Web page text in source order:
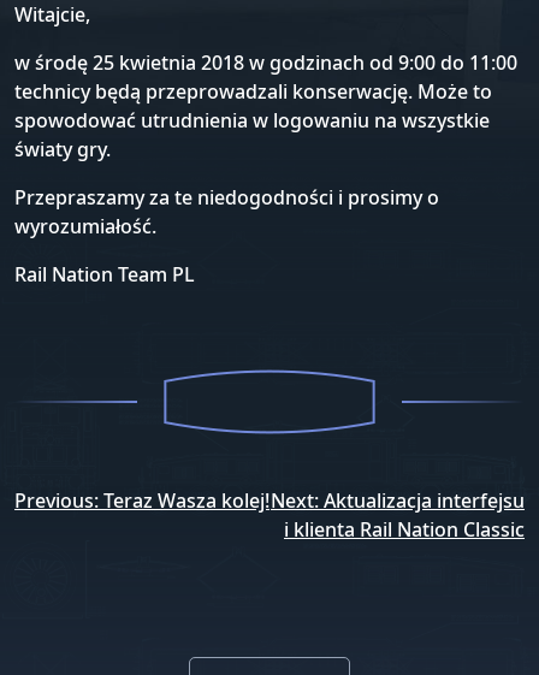
Witajcie,
w środę 25 kwietnia 2018 w godzinach od 9:00 do 11:00
technicy będą przeprowadzali konserwację. Może to
spowodować utrudnienia w logowaniu na wszystkie
światy gry.
Przepraszamy za te niedogodności i prosimy o
wyrozumiałość.
Rail Nation Team PL​
Nawigacja
Previous:Teraz Wasza kolej!Next:Aktualizacja interfejsu
i klienta Rail Nation Classic